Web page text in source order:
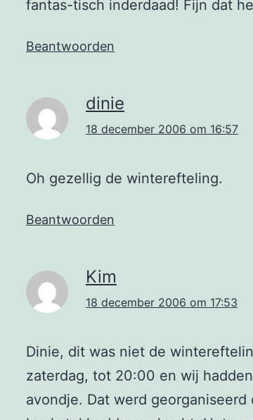
fantas-tisch inderdaad! Fijn dat
Beantwoorden
dinie
18 december 2006 om 16:57
Oh gezellig de winterefteling.
Beantwoorden
Kim
18 december 2006 om 17:53
Dinie, dit was niet de
zaterdag, tot 20:00 en wij
avondje. Dat werd